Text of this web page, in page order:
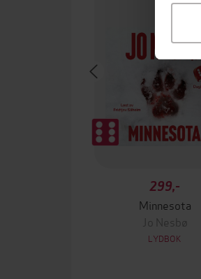
299,-
Minnesota
Jo Nesbø
LYDBOK